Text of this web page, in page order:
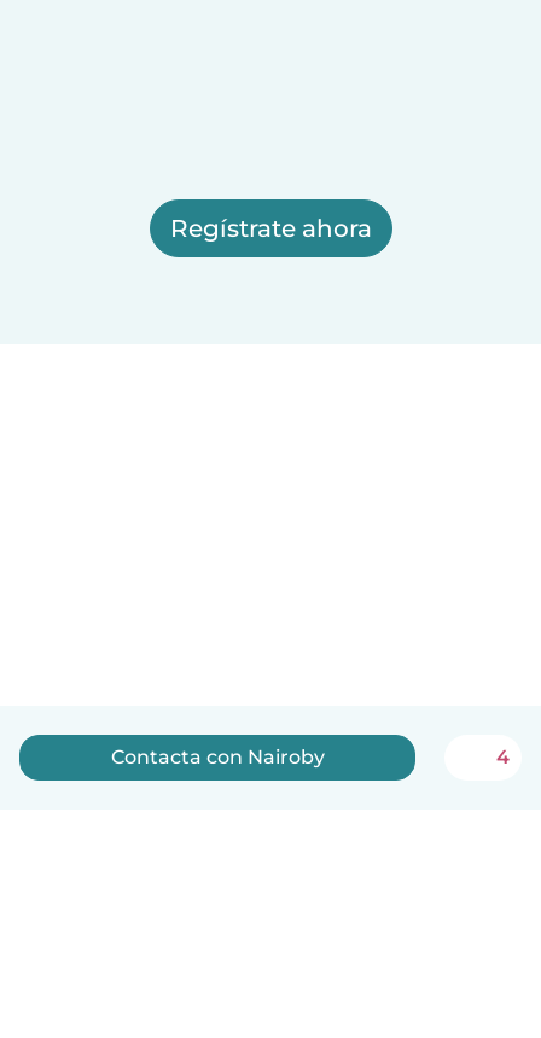
Regístrate ahora
Contacta con Nairoby 4